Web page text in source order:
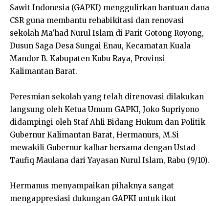
Sawit Indonesia (GAPKI) menggulirkan bantuan dana
CSR guna membantu rehabikitasi dan renovasi
sekolah Ma’had Nurul Islam di Parit Gotong Royong,
Dusun Saga Desa Sungai Enau, Kecamatan Kuala
Mandor B. Kabupaten Kubu Raya, Provinsi
Kalimantan Barat.
Peresmian sekolah yang telah direnovasi dilakukan
langsung oleh Ketua Umum GAPKI, Joko Supriyono
didampingi oleh Staf Ahli Bidang Hukum dan Politik
Gubernur Kalimantan Barat, Hermanurs, M.Si
mewakili Gubernur kalbar bersama dengan Ustad
Taufiq Maulana dari Yayasan Nurul Islam, Rabu (9/10).
Hermanus menyampaikan pihaknya sangat
mengappresiasi dukungan GAPKI untuk ikut